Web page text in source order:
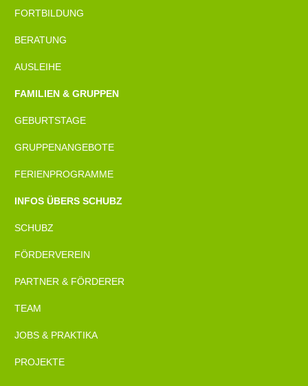
FORTBILDUNG
BERATUNG
AUSLEIHE
FAMILIEN & GRUPPEN
GEBURTSTAGE
GRUPPENANGEBOTE
FERIENPROGRAMME
INFOS ÜBERS SCHUBZ
SCHUBZ
FÖRDERVEREIN
PARTNER & FÖRDERER
TEAM
JOBS & PRAKTIKA
PROJEKTE